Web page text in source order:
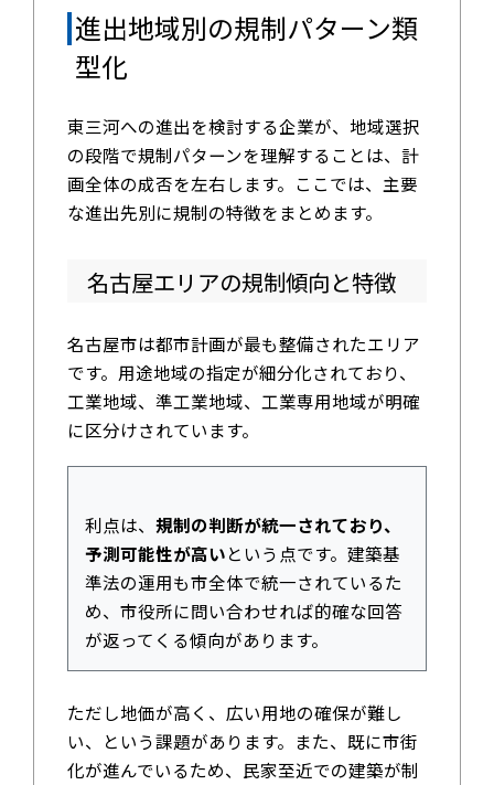
進出地域別の規制パターン類
型化
東三河への進出を検討する企業が、地域選択
の段階で規制パターンを理解することは、計
画全体の成否を左右します。ここでは、主要
な進出先別に規制の特徴をまとめます。
名古屋エリアの規制傾向と特徴
名古屋市は都市計画が最も整備されたエリア
です。用途地域の指定が細分化されており、
工業地域、準工業地域、工業専用地域が明確
に区分けされています。
利点は、 規制の判断が統一されており、
予測可能性が高いという点です。建築基
準法の運用も市全体で統一されているた
め、市役所に問い合わせれば的確な回答
が返ってくる傾向があります。
ただし地価が高く、広い用地の確保が難し
い、という課題があります。また、既に市街
化が進んでいるため、民家至近での建築が制